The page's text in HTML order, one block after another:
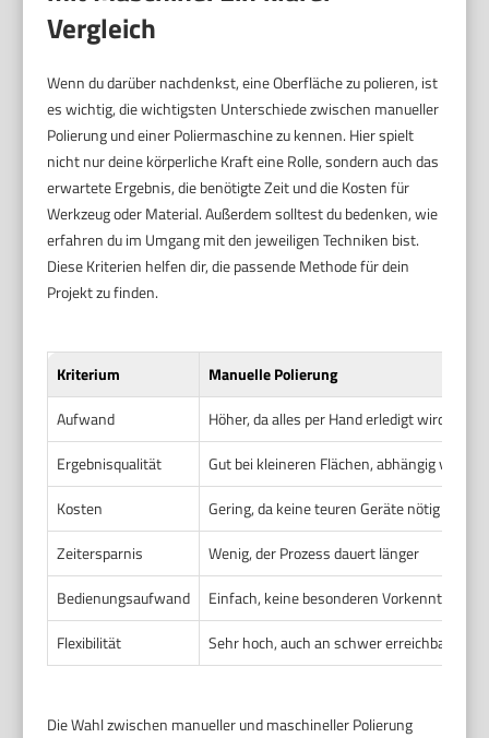
Vergleich
Wenn du darüber nachdenkst, eine Oberfläche zu polieren, ist
es wichtig, die wichtigsten Unterschiede zwischen manueller
Polierung und einer Poliermaschine zu kennen. Hier spielt
nicht nur deine körperliche Kraft eine Rolle, sondern auch das
erwartete Ergebnis, die benötigte Zeit und die Kosten für
Werkzeug oder Material. Außerdem solltest du bedenken, wie
erfahren du im Umgang mit den jeweiligen Techniken bist.
Diese Kriterien helfen dir, die passende Methode für dein
Projekt zu finden.
Kriterium
Manuelle Polierung
Aufwand
Höher, da alles per Hand erledigt wird
Ergebnisqualität
Gut bei kleineren Flächen, abhängig von
Kosten
Gering, da keine teuren Geräte nötig sind
Zeitersparnis
Wenig, der Prozess dauert länger
Bedienungsaufwand
Einfach, keine besonderen Vorkenntnisse
Flexibilität
Sehr hoch, auch an schwer erreichbaren
Die Wahl zwischen manueller und maschineller Polierung